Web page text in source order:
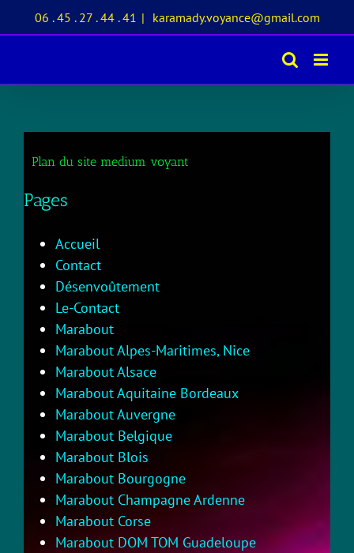
Passer
au
06 . 45 . 27 . 44 . 41 | karamady.voyance@gmail.com
Plan du site medium voyant
Pages
Accueil
Contact
Désenvoûtement
Le-Contact
Marabout
Marabout Alpes-Maritimes, Nice
Marabout Alsace
Marabout Aquitaine Bordeaux
Marabout Auvergne
Marabout Belgique
Marabout Blois
Marabout Bourgogne
Marabout Champagne Ardenne
Marabout Corse
Marabout DOM TOM Guadeloupe